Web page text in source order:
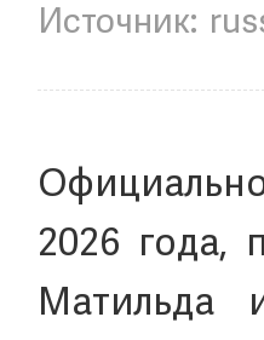
2026 года,
Матильда